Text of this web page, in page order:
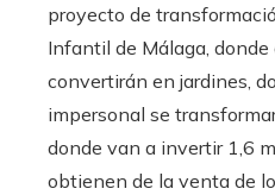
proyecto de
Infantil de Málaga, donde
convertirán en jardines,
impersonal se
donde van a invertir 1,6
obtienen de la venta de